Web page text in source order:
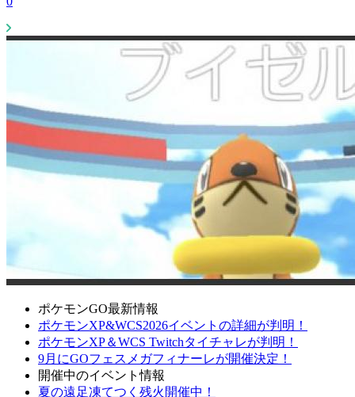
ポケモンGO最新情報
ポケモンXP&WCS2026イベントの詳細が判明！
ポケモンXP＆WCS Twitchタイチャレが判明！
9月にGOフェスメガフィナーレが開催決定！
開催中のイベント情報
夏の遠足凍てつく残火開催中！